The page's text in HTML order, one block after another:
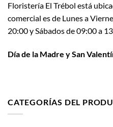
Floristería El Trébol está
comercial es de Lunes a
20:00 y Sábados de 09:00 a
Día de la Madre y San
CATEGORÍAS DEL